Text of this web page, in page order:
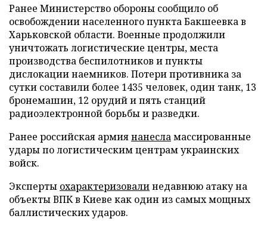
Ранее Министерство обороны сообщило об
освобождении населенного пункта Бакшеевка в
Харьковской области. Военные продолжили
уничтожать логистические центры, места
производства беспилотников и пункты
дислокации наемников. Потери противника за
сутки составили более 1435 человек, один танк, 13
бронемашин, 12 орудий и пять станций
радиоэлектронной борьбы и разведки.
Ранее российская армиянанесламассированные
удары по логистическим центрам украинских
войск.
Эксперты охарактеризовалинедавнюю атаку на
объекты ВПК в Киеве как один из самых мощных
баллистических ударов.